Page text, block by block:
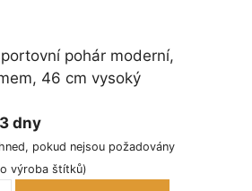
pohár moderní,
46 cm vysoký
dny
pokud nejsou požadovány
výroba štítků)